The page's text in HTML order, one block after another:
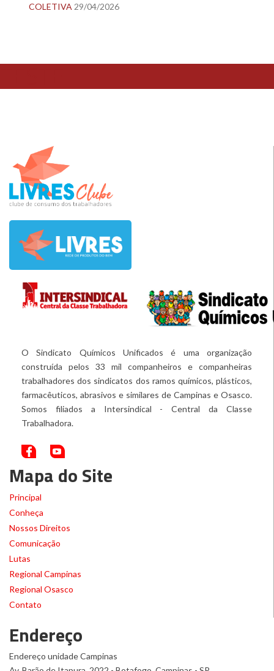
COLETIVA 29/04/2026
TESTE
O Sindicato Químicos Unificados é uma organização
construída pelos 33 mil companheiros e companheiras
trabalhadores dos sindicatos dos ramos químicos, plásticos,
farmacêuticos, abrasivos e similares de Campinas e Osasco.
Somos filiados a Intersindical - Central da Classe
Trabalhadora.
Mapa do Site
Principal
Conheça
Nossos Direitos
Comunicação
Lutas
Regional Campinas
Regional Osasco
Contato
Endereço
Endereço unidade Campinas